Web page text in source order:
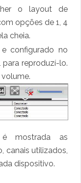
o layout de
opções de 1, 4
cheia.
configurado no
reproduzí-lo.
mostrada as
canais utilizados,
dispositivo.